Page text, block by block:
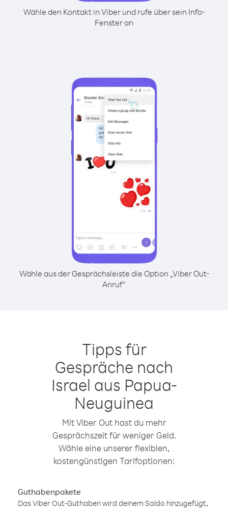
Wähle den Kontakt in Viber und rufe über sein Info-
Fenster an
Wähle aus der Gesprächsleiste die Option „Viber Out-
Anruf“
Tipps für
Gespräche nach
Israel aus Papua-
Neuguinea
Mit Viber Out hast du mehr
Gesprächszeit für weniger Geld.
Wähle eine unserer flexiblen,
kostengünstigen Tarifoptionen:
Guthabenpakete
Das Viber Out-Guthaben wird deinem Saldo hinzugefügt,